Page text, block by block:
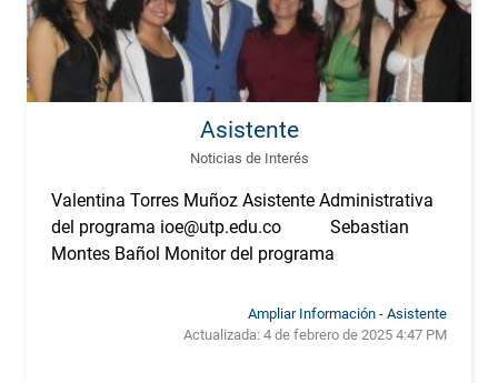
Asistente
Noticias de Interés
Valentina Torres Muñoz Asistente Administrativa
del programa ioe@utp.edu.co Sebastian
Montes Bañol Monitor del programa
Ampliar Información - Asistente
Actualizada: 4 de febrero de 2025 4:47 PM